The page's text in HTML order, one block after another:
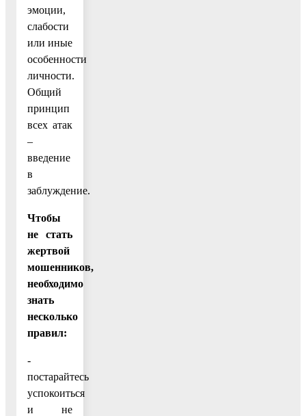
эмоции,
слабости
или иные
особенности
личности.
Общий
принцип
всех атак
–
введение
в
заблуждение.
Чтобы
не стать
жертвой
мошенников,
необходимо
знать
несколько
правил:
-
постарайтесь
успокоиться
и не